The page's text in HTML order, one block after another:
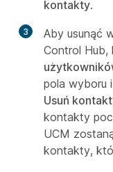
kontakty.
3
Aby usunąć
Control Hub,
pola wyboru
Usuń
kontakty
UCM
kontakty,